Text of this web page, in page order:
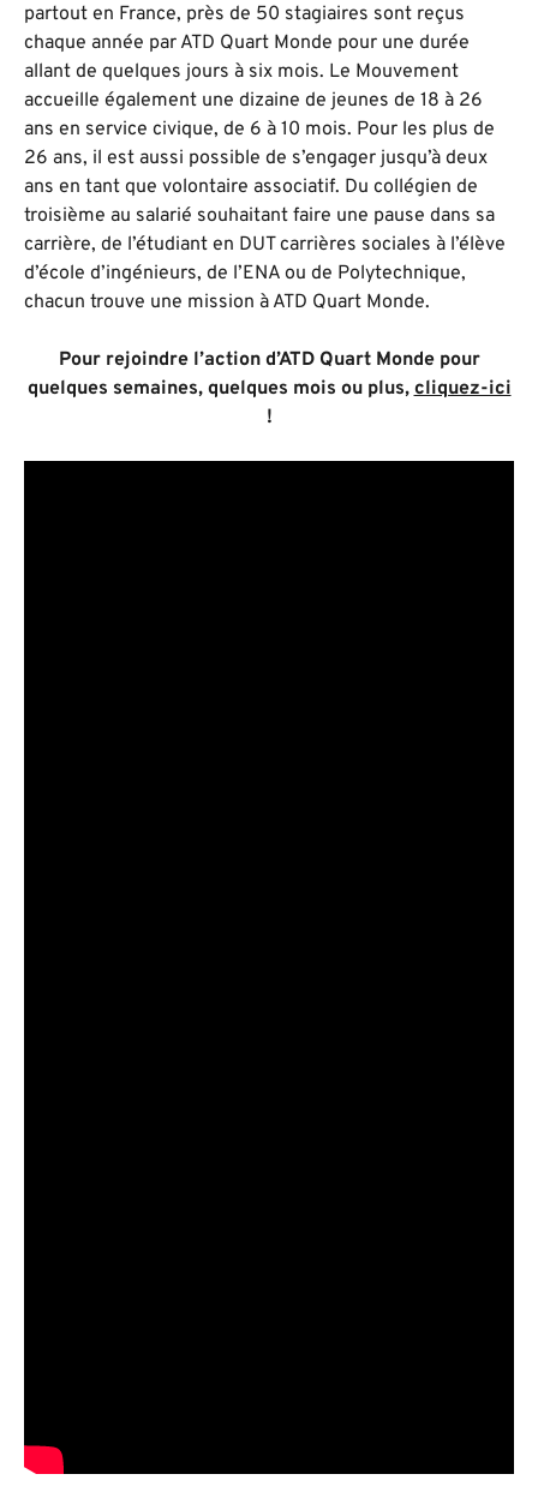
partout en France, près de 50 stagiaires sont reçus
chaque année par ATD Quart Monde pour une durée
allant de quelques jours à six mois. Le Mouvement
accueille également une dizaine de jeunes de 18 à 26
ans en service civique, de 6 à 10 mois. Pour les plus de
26 ans, il est aussi possible de s’engager jusqu’à deux
ans en tant que volontaire associatif. Du collégien de
troisième au salarié souhaitant faire une pause dans sa
carrière, de l’étudiant en DUT carrières sociales à l’élève
d’école d’ingénieurs, de l’ENA ou de Polytechnique,
chacun trouve une mission à ATD Quart Monde.
Pour rejoindre l’action d’ATD Quart Monde pour
quelques semaines, quelques mois ou plus, cliquez-ici
!